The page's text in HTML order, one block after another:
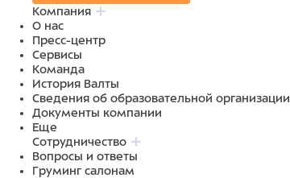
Компания
О нас
Пресс-центр
Сервисы
Команда
История Валты
Сведения об образовательной организации
Документы компании
Еще
Сотрудничество
Вопросы и ответы
Груминг салонам